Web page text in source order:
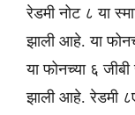
रेडमी नोट ८ या
झाली आहे. या
या फोनच्या ६
झाली आहे. रेडमी